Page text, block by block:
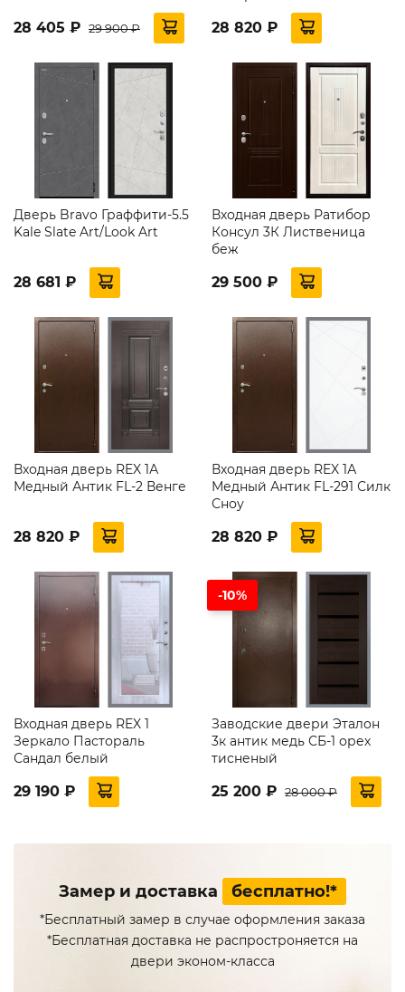
28 405 ₽ 29 900 ₽ 28 820 ₽
Дверь Bravo Граффити-5.5
Kale Slate Art/Look Art
28 681 ₽
Входная дверь Ратибор
Консул 3К Лиственица
беж
29 500 ₽
Входная дверь REX 1А
Медный Антик FL-2 Венге
28 820 ₽
Входная дверь REX 1А
Медный Антик FL-291 Силк
Сноу
28 820 ₽
Входная дверь REX 1
Зеркало Пастораль
Сандал белый
29 190 ₽
-10%
Заводские двери Эталон
3к антик медь СБ-1 орех
тисненый
25 200 ₽ 28 000 ₽
Замер и доставка бесплатно!*
*Бесплатный замер в случае оформления заказа
*Бесплатная доставка не распростроняется на
двери эконом-класса